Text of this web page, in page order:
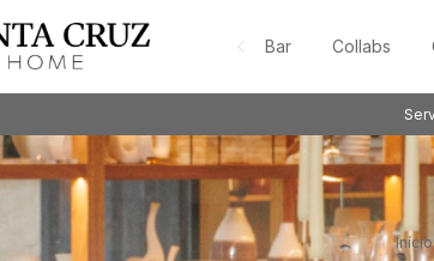
Bar Collabs
Início